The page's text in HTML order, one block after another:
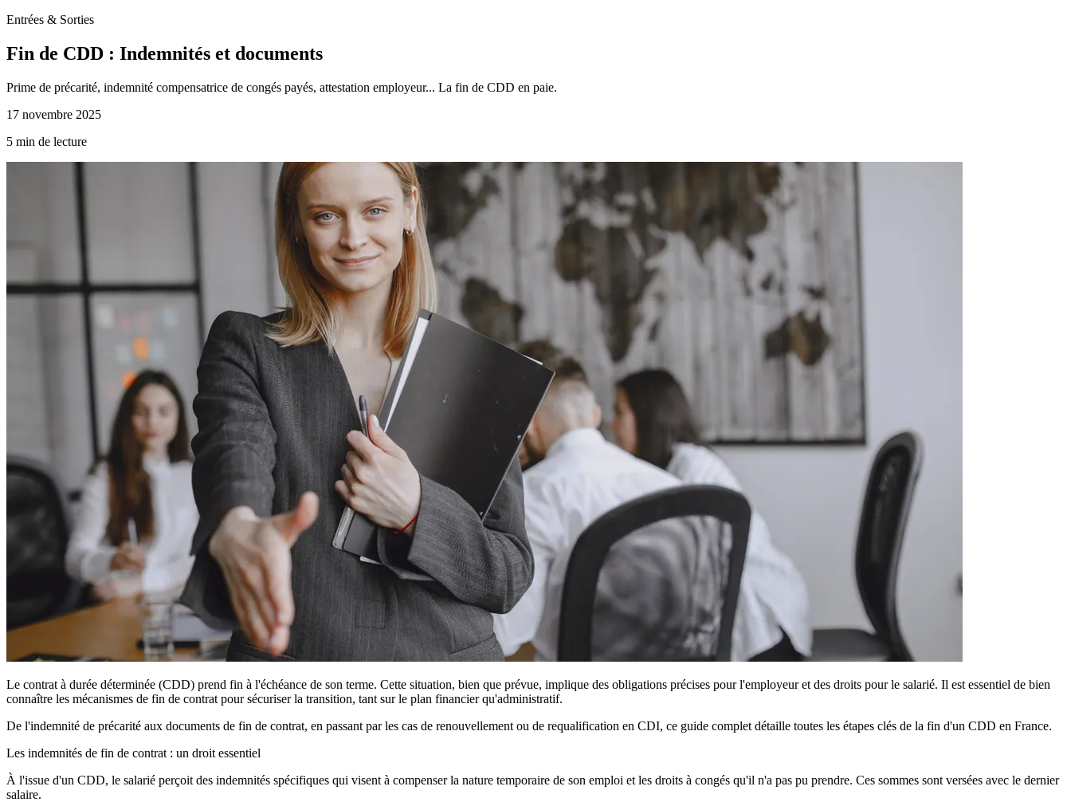
Entrées & Sorties
Fin de CDD : Indemnités et documents
Prime de précarité, indemnité compensatrice de congés payés, attestation employeur... La fin de CDD en paie.
17 novembre 2025
5 min de lecture
Le contrat à durée déterminée (CDD) prend fin à l'échéance de son terme. Cette situation, bien que prévue, implique des obligations précises pour l'employeur et des droits pour le salarié. Il est essentiel de bien
connaître les mécanismes de fin de contrat pour sécuriser la transition, tant sur le plan financier qu'administratif.
De l'indemnité de précarité aux documents de fin de contrat, en passant par les cas de renouvellement ou de requalification en CDI, ce guide complet détaille toutes les étapes clés de la fin d'un CDD en France.
Les indemnités de fin de contrat : un droit essentiel
À l'issue d'un CDD, le salarié perçoit des indemnités spécifiques qui visent à compenser la nature temporaire de son emploi et les droits à congés qu'il n'a pas pu prendre. Ces sommes sont versées avec le dernier
salaire.